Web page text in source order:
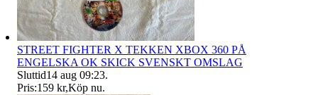
STREET FIGHTER X TEKKEN XBOX 360 PÅ
ENGELSKA OK SKICK SVENSKT OMSLAG
Sluttid14 aug 09:23.
Pris:159 kr,Köp nu.